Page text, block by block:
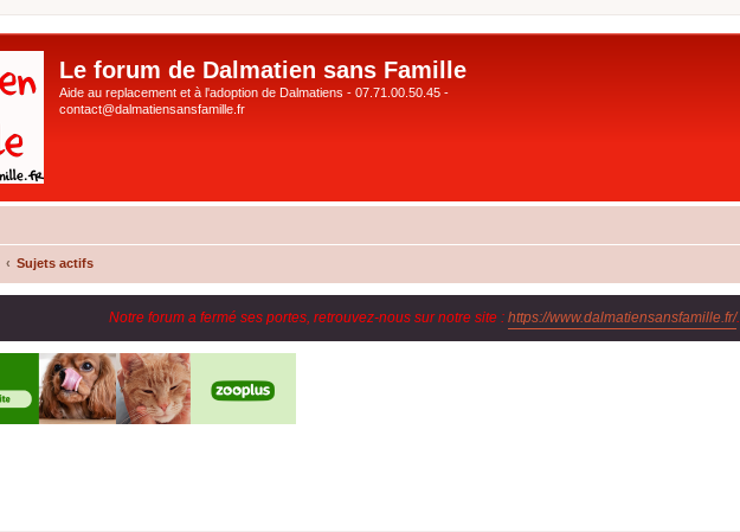
Le forum de Dalmatien sans Famille
Aide au replacement et à l'adoption de Dalmatiens - 07.71.00.50.45 -
contact@dalmatiensansfamille.fr
Sujets actifs
Notre forum a fermé ses portes, retrouvez-nous sur notre site : https://www.dalmatiensansfamille.fr/.